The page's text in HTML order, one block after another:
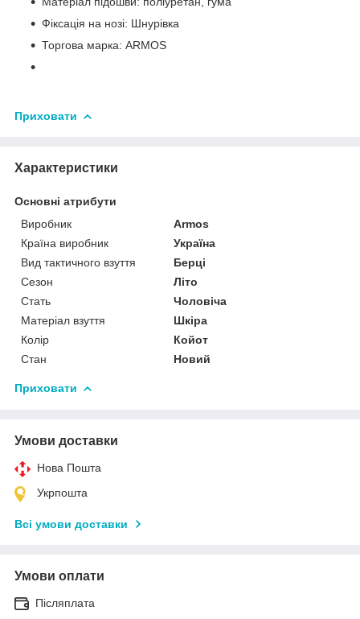
Фіксація на нозі: Шнурівка
Торгова марка: ARMOS
Приховати
Характеристики
Основні атрибути
Виробник
Armos
Країна виробник
Україна
Вид тактичного взуття
Берці
Сезон
Літо
Стать
Чоловіча
Матеріал взуття
Шкіра
Колір
Койот
Стан
Новий
Приховати
Умови доставки
Нова Пошта
Укрпошта
Всі умови доставки
Умови оплати
Післяплата